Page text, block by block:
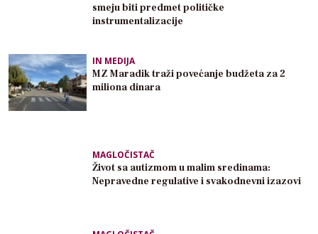
smeju biti predmet političke
instrumentalizacije
IN MEDIJA
MZ Maradik traži povećanje budžeta za 2
miliona dinara
MAGLOČISTAČ
Život sa autizmom u malim sredinama:
Nepravedne regulative i svakodnevni izazovi